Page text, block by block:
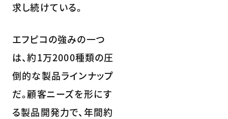
求し続けている。
エフピコの強みの一つ
は、約1万2000種類の圧
倒的な製品ラインナップ
だ。顧客ニーズを形にす
る製品開発力で、年間約